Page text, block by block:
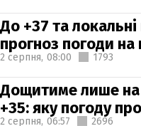
До +37 та
прогноз погоди
2 серпня, 08:00 1793
Дощитиме лише на
+35: яку погоду
2 серпня, 06:57 2696